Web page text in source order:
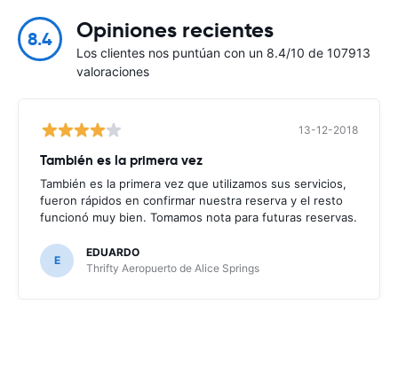
8.4 Opiniones recientes
Los clientes nos puntúan con un 8.4/10 de 107913
valoraciones
13-12-2018
También es la primera vez
También es la primera vez que utilizamos sus servicios,
fueron rápidos en confirmar nuestra reserva y el resto
funcionó muy bien. Tomamos nota para futuras reservas.
E
EDUARDO
Thrifty Aeropuerto de Alice Springs